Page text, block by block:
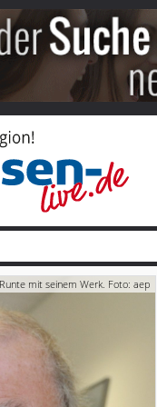
mit seinem Werk. Foto: aep